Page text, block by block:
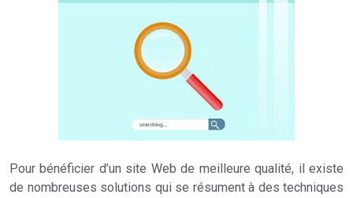
Pour bénéficier d’un site Web de meilleure qualité, il existe
de nombreuses solutions qui se résument à des techniques